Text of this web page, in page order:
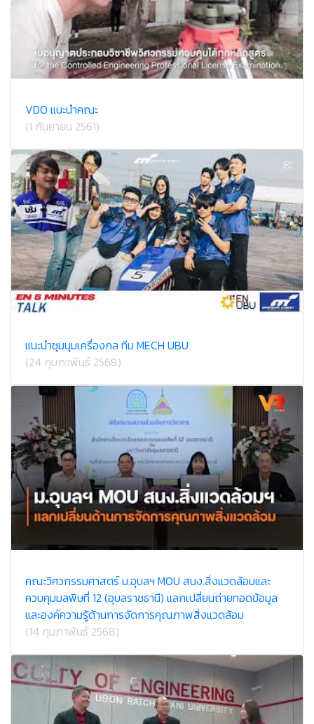
VDO แนะนำคณะ
(1 กันยายน 2561)
แนะนำชุมนุมเครื่องกล ทีม MECH UBU
(24 กุมภาพันธ์ 2568)
คณะวิศวกรรมศาสตร์ ม.อุบลฯ MOU สนง.สิ่งแวดล้อมและ
ควบคุมมลพิษที่ 12 (อุบลราชธานี) แลกเปลี่ยนถ่ายทอดข้อมูล
และองค์ความรู้ด้านการจัดการคุณภาพสิ่งแวดล้อม
(14 กุมภาพันธ์ 2568)